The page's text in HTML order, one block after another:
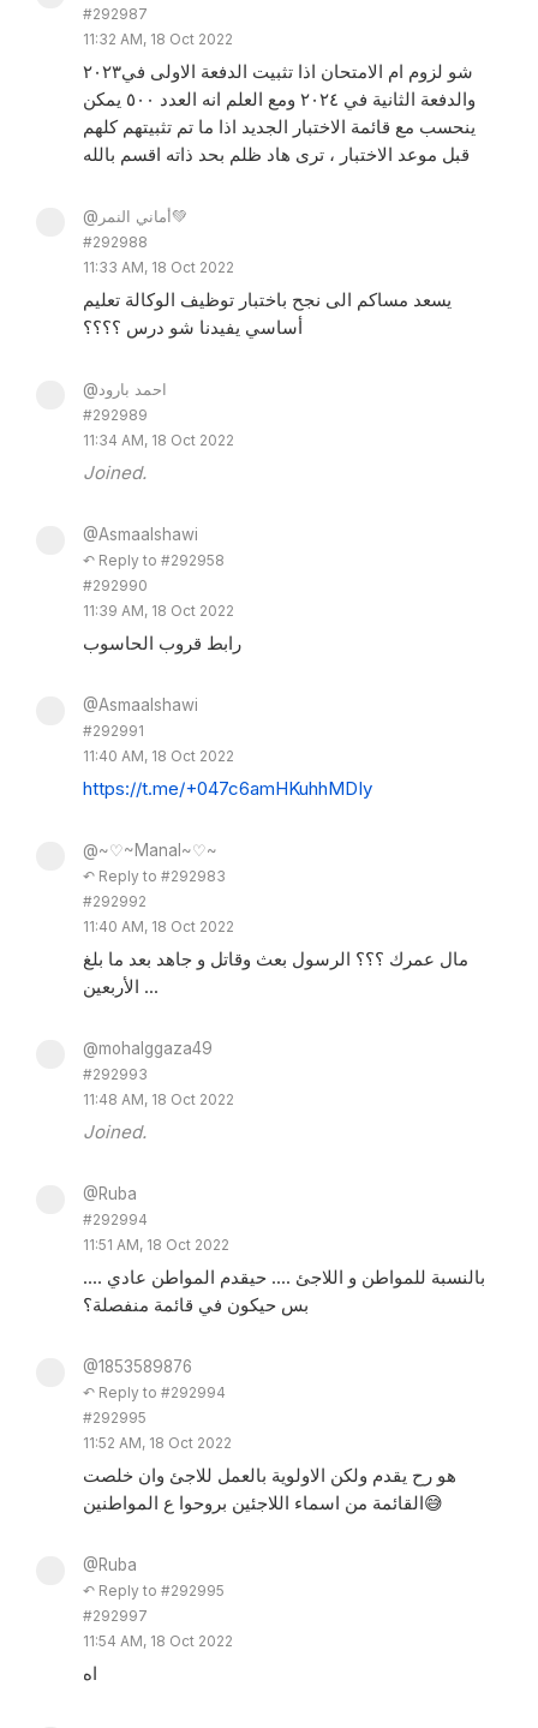
#292987
11:32 AM, 18 Oct 2022
شو لزوم ام الامتحان اذا تثبيت الدفعة الاولى في٢٠٢٣
والدفعة الثانية في ٢٠٢٤ ومع العلم انه العدد ٥٠٠ يمكن
ينحسب مع قائمة الاختبار الجديد اذا ما تم تثبيتهم كلهم
قبل موعد الاختبار ، ترى هاد ظلم بحد ذاته اقسم بالله
@أماني النمر💚
#292988
11:33 AM, 18 Oct 2022
يسعد مساكم الى نجح باختبار توظيف الوكالة تعليم
أساسي يفيدنا شو درس ؟؟؟؟
@احمد بارود
#292989
11:34 AM, 18 Oct 2022
Joined.
@Asmaalshawi
↶ Reply to #292958
#292990
11:39 AM, 18 Oct 2022
رابط قروب الحاسوب
@Asmaalshawi
#292991
11:40 AM, 18 Oct 2022
https://t.me/+047c6amHKuhhMDIy
@~♡~Manal~♡~
↶ Reply to #292983
#292992
11:40 AM, 18 Oct 2022
مال عمرك ؟؟؟ الرسول بعث وقاتل و جاهد بعد ما بلغ
الأربعين ...
@mohalggaza49
#292993
11:48 AM, 18 Oct 2022
Joined.
@Ruba
#292994
11:51 AM, 18 Oct 2022
بالنسبة للمواطن و اللاجئ .... حيقدم المواطن عادي ....
بس حيكون في قائمة منفصلة؟
@1853589876
↶ Reply to #292994
#292995
11:52 AM, 18 Oct 2022
هو رح يقدم ولكن الاولوية بالعمل للاجئ وان خلصت
القائمة من اسماء اللاجئين بروحوا ع المواطنين😅
@Ruba
↶ Reply to #292995
#292997
11:54 AM, 18 Oct 2022
اه